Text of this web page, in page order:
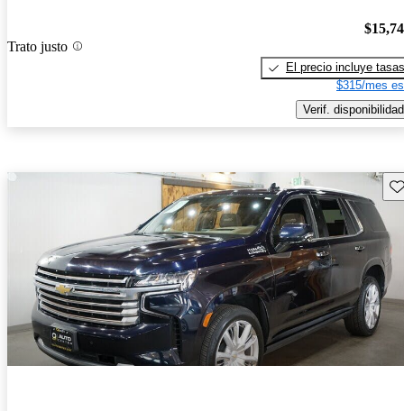
Trato justo
El precio incluye tasas
$315/mes
Verif. disponibilidad